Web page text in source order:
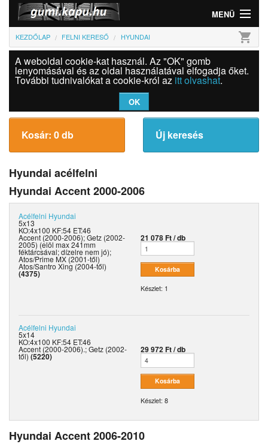
MENÜ
Gumi
Felni
Bejelentkezés
KEZDŐLAP FELNI KERESŐ HYUNDAI shopping_cart
A weboldal cookie-kat használ. Az "OK" gomb
lenyomásával és az oldal használatával elfogadja őket.
További tudnivalókat a cookie-król az itt olvashat.
OK
Kosár: 0 db Új keresés
Hyundai acélfelni
Hyundai Accent 2000-2006
Acélfelni Hyundai
5x13
KO:4x100 KF:54 ET:46
Accent (2000-2006); Getz (2002-
2005) (elöl max 241mm
féktárcsával; dízelre nem jó);
Atos/Prime MX (2001-től)
Atos/Santro Xing (2004-től)
(4375)
21 078 Ft / db
Készlet: 1
Acélfelni Hyundai
5x14
KO:4x100 KF:54 ET:46
Accent (2000-2006).; Getz (2002-
től) (5220)
29 972 Ft / db
Készlet: 8
Hyundai Accent 2006-2010